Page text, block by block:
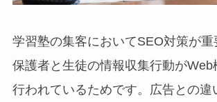
学習塾の集客においてSEO対策が重
保護者と生徒の情報収集行動がWeb
行われているためです。広告との違